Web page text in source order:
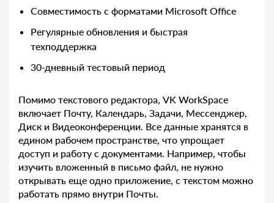
Совместимость с форматами Microsoft Office
Регулярные обновления и быстрая
техподдержка
30-дневный тестовый период
Помимо текстового редактора, VK WorkSpace
включает Почту, Календарь, Задачи, Мессенджер,
Диск и Видеоконференции. Все данные хранятся в
едином рабочем пространстве, что упрощает
доступ и работу с документами. Например, чтобы
изучить вложенный в письмо файл, не нужно
открывать еще одно приложение, с текстом можно
работать прямо внутри Почты.